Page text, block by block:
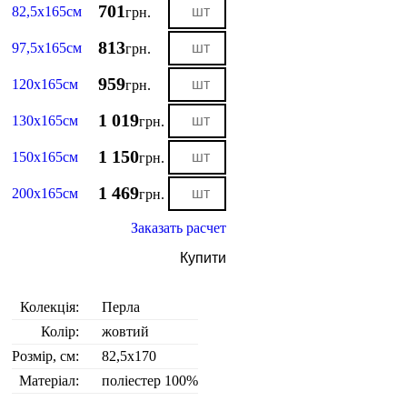
82,5х165см 701грн.
97,5х165см 813грн.
120х165см 959грн.
130х165см 1 019грн.
150х165см 1 150грн.
200х165см 1 469грн.
Заказать расчет
Купити
Колекція:
Перла
Колір:
жовтий
Розмір, см:
82,5х170
Матеріал:
поліестер 100%